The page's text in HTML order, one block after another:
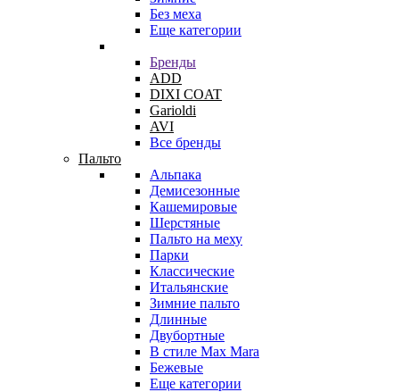
Без меха
Еще категории
Бренды
ADD
DIXI COAT
Garioldi
AVI
Все бренды
Пальто
Альпака
Демисезонные
Кашемировые
Шерстяные
Пальто на меху
Парки
Классические
Итальянские
Зимние пальто
Длинные
Двубортные
В стиле Max Mara
Бежевые
Еще категории